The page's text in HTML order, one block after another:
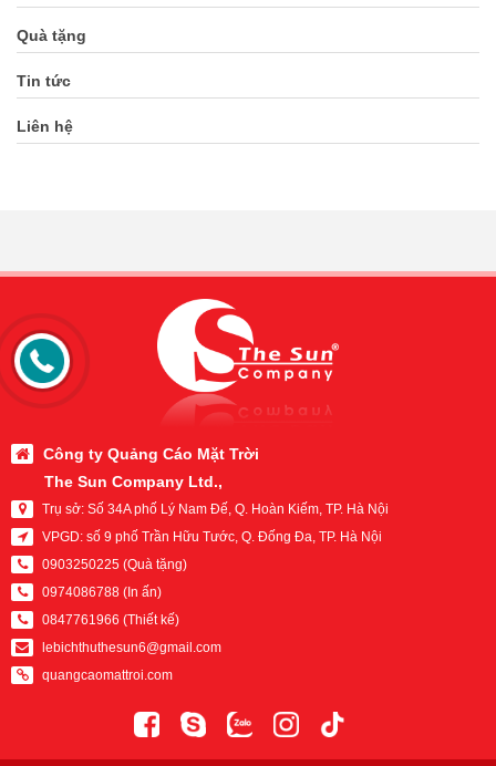
Quà tặng
Tin tức
Liên hệ
Công ty Quảng Cáo Mặt Trời
The Sun Company Ltd.,
Trụ sở: Số 34A phố Lý Nam Đế, Q. Hoàn Kiếm, TP. Hà Nội
VPGD: số 9 phố Trần Hữu Tước, Q. Đống Đa, TP. Hà Nội
0903250225 (Quà tặng)
0974086788 (In ấn)
0847761966 (Thiết kế)
lebichthuthesun6@gmail.com
quangcaomattroi.com